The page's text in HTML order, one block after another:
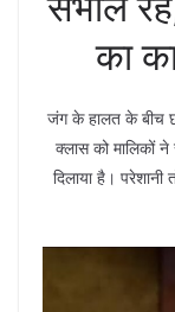
का
जंग के हालत के बीच
क्लास को मालिकों
दिलाया है।